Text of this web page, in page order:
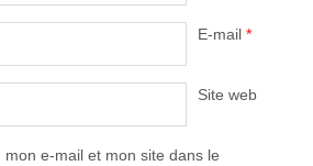
E-mail *
Site web
e-mail et mon site dans le